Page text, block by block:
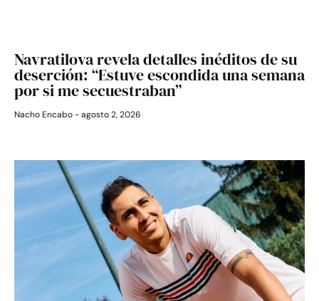
Navratilova revela detalles inéditos de su
deserción: “Estuve escondida una semana
por si me secuestraban”
Nacho Encabo agosto 2, 2026